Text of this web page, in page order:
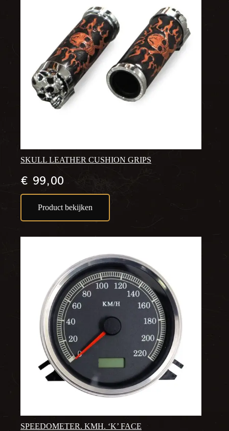
SKULL LEATHER CUSHION GRIPS
€99,00
Product bekijken
SPEEDOMETER. KMH. ‘K’ FACE